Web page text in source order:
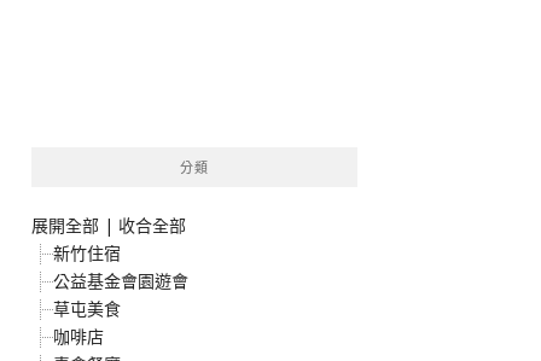
分類
展開全部 | 收合全部
新竹住宿
公益基金會園遊會
草屯美食
咖啡店